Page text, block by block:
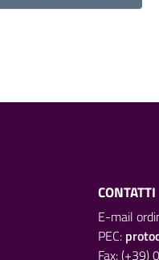
CONTATTI
E-mail
PEC:
Fax: (+39)